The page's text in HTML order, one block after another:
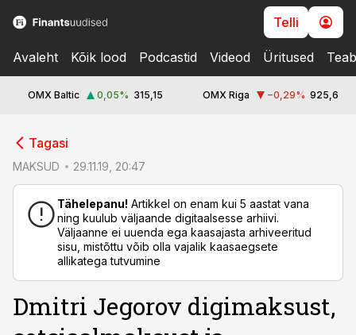
Telli
Avaleht Kõik lood Podcastid Videod Üritused
OMX Baltic 0,05% 315,15 OMX Riga −0,29% 925,6
Tagasi
MAKSUD 29.11.19, 20:47
Tähelepanu! Artikkel on enam kui 5 aastat vana
ning kuulub väljaande digitaalsesse arhiivi.
Väljaanne ei uuenda ega kaasajasta arhiveeritud
sisu, mistõttu võib olla vajalik kaasaegsete
allikatega tutvumine
Dmitri Jegorov digimaksust,